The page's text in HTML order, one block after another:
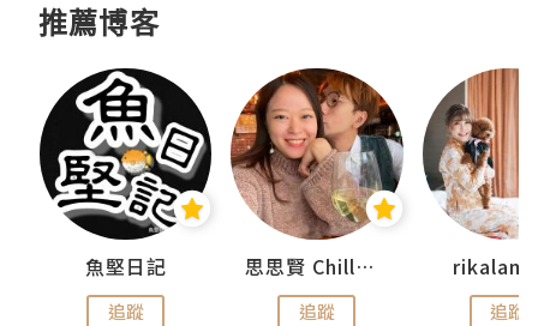
推薦博客
魚堅日記
追蹤
思思賢 ChillMyBabe
追蹤 追蹤